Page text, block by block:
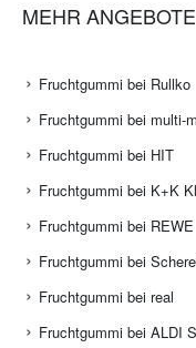
MEHR ANGEBOTE
Fruchtgummi bei Rullko
Fruchtgummi bei multi-
Fruchtgummi bei HIT
Fruchtgummi bei K+K
Fruchtgummi bei REWE
Fruchtgummi bei
Fruchtgummi bei real
Fruchtgummi bei ALDI